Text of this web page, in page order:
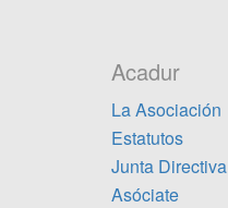
Acadur
La Asociación
Estatutos
Junta Directiva
Asóciate